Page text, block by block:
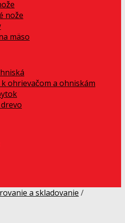
nože
mäso
ohrievačom a ohniskám
a skladovanie /